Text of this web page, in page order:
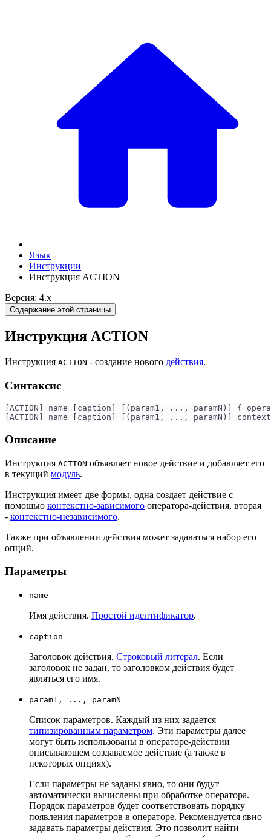
Язык
Инструкции
Инструкция ACTION
Версия: 4.x
Содержание этой страницы
Инструкция ACTION
Инструкция ACTION - создание нового действия.
Синтаксис
[ACTION] name [caption] [(param1, ..., paramN)] {
[ACTION] name [caption] [(param1, ..., paramN)]
Описание
Инструкция ACTION объявляет новое действие и добавляет его
в текущий модуль.
Инструкция имеет две формы, одна создает действие с
помощью контекстно-зависимого оператора-действия, вторая
- контекстно-независимого.
Также при объявлении действия может задаваться набор его
опций.
Параметры
name
Имя действия. Простой идентификатор.
caption
Заголовок действия. Строковый литерал. Если
заголовок не задан, то заголовком действия будет
являться его имя.
param1, ..., paramN
Список параметров. Каждый из них задается
типизированным параметром. Эти параметры далее
могут быть использованы в операторе-действии
описывающем создаваемое действие (а также в
некоторых опциях).
Если параметры не заданы явно, то они будут
автоматически вычислены при обработке оператора.
Порядок параметров будет соответствовать порядку
появления параметров в операторе. Рекомендуется явно
задавать параметры действия. Это позволит найти